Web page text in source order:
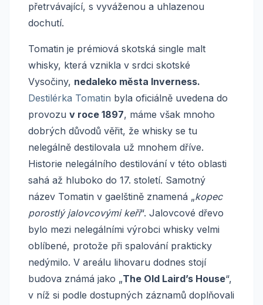
přetrvávající, s vyváženou a uhlazenou
dochutí.
Tomatin je prémiová skotská single malt
whisky, která vznikla v srdci skotské
Vysočiny, nedaleko města Inverness.
Destilérka Tomatin byla oficiálně uvedena do
provozu v roce 1897, máme však mnoho
dobrých důvodů věřit, že whisky se tu
nelegálně destilovala už mnohem dříve.
Historie nelegálního destilování v této oblasti
sahá až hluboko do 17. století. Samotný
název Tomatin v gaelštině znamená „kopec
porostlý jalovcovými keři“. Jalovcové dřevo
bylo mezi nelegálními výrobci whisky velmi
oblíbené, protože při spalování prakticky
nedýmilo. V areálu lihovaru dodnes stojí
budova známá jako „The Old Laird’s House“,
v níž si podle dostupných záznamů doplňovali